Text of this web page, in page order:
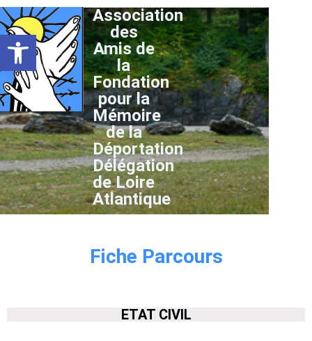
Ouvrir la barre d’outils
Association
des
Amis de
la
Fondation
pour la
Mémoire
de la
Déportation
Délégation
de Loire
Atlantique
Fiche Parcours
ETAT CIVIL